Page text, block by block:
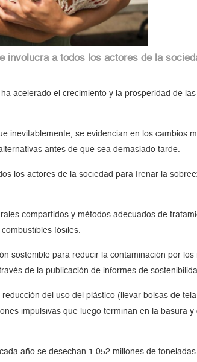
involucra a todos los actores de la
acelerado el crecimiento y la prosperidad de
inevitablemente, se evidencian en los cambios
antes de que sea demasiado tarde.
los actores de la sociedad para frenar la
compartidos y métodos adecuados de
fósiles.
sostenible para reducir la contaminación por los
de la publicación de informes de
del uso del plástico (llevar bolsas de
impulsivas que luego terminan en la basura y
año se desechan 1.052 millones de toneladas